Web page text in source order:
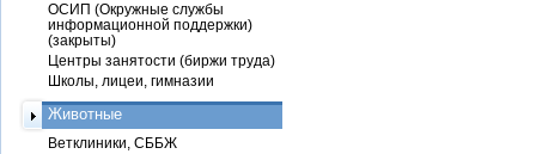
ОСИП (Окружные службы
информационной поддержки)
(закрыты)
Центры занятости (биржи труда)
Школы, лицеи, гимназии
Животные
Ветклиники, СББЖ